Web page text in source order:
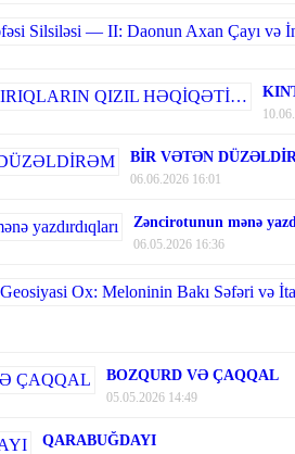
BİR VƏTƏN
06.06.2026 16:01
Zəncirotunun mənə
06.05.2026 16:36
BOZQURD VƏ ÇAQQAL
05.05.2026 14:49
QARABUĞDAYI